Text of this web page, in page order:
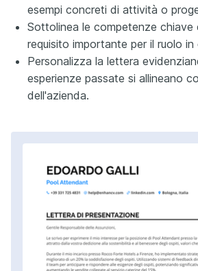
esempi concreti di attività o
Sottolinea le competenze chiave
requisito importante per il ruolo in
Personalizza la lettera
esperienze passate si allineano
dell'azienda.